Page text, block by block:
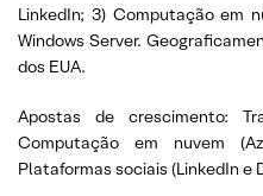
LinkedIn; 3) Computação em
Windows Server.
dos EUA.
Apostas de crescimento:
Computação em nuvem
Plataformas sociais (LinkedIn e